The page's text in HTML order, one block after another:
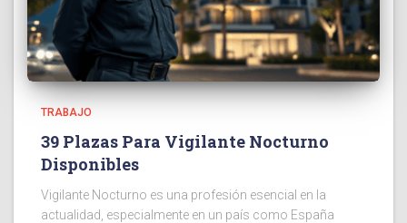
TRABAJO
39 Plazas Para Vigilante Nocturno
Disponibles
Vigilante Nocturno es una profesión esencial en la
actualidad, especialmente en un país como España